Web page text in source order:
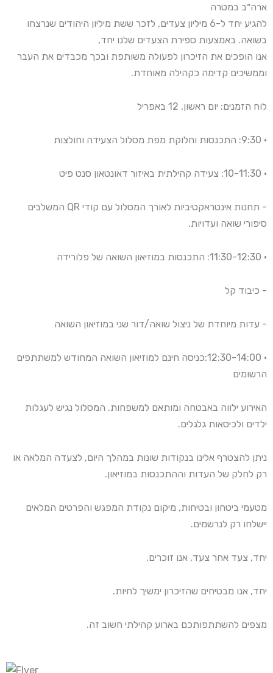
ארה״ב במטרה
להגיע יחד ל-6 מיליון צעדים, לזכר ששת מיליון היהודים שנרצחו
בשואה. באמצעות ספירת הצעדים שלנו יחד,
אנו הופכים את הזיכרון לפעולה משותפת ובכך מכבדים את העבר
וממשיכים קדימה כקהילה מאוחדת.
לוח הזמנים: יום ראשון, 12 באפריל
• 9:30: התכנסות וחלוקת מפת מסלול הצעידה וחולצות
• 10-11:30: צעידה קהילתית באיזור דאונטאון סנט פיט
- תחנות אינטראקטיביות לאורך המסלול עם קודי QR המשלבים
סיפורי שואה ועדויות.
• 11:30-12:30: התכנסות במוזיאון השואה של פלורידה
- כיבוד קל
- עדות מיוחדת של ניצול שואה/דור שני במוזיאון השואה
• 12:30-14:00:כניסה חינם למוזיאון השואה המחודש למשתתפים
הרשומים
האירוע ילווה באבטחה ומותאם למשפחות. המסלול נגיש לעגלות
ילדים ולכיסאות גלגלים.
ניתן להצטרף אלינו בנקודות שונות במהלך היום, לצעדה המלאה או
רק לחלק של העדות וההתכנסות במוזיאון.
מטעמי ביטחון ובטיחות, מיקום נקודת המפגש והפרטים המלאים
יישלחו רק לנרשמים.
יחד, צעד אחר צעד, אנו זוכרים.
יחד, אנו מבטיחים שהזיכרון ימשיך לחיות.
מצפים להשתתפותכם בארוע קהילתי חשוב זה.